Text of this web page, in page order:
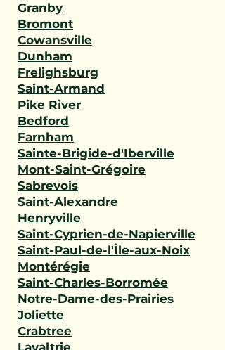
Granby
Bromont
Cowansville
Dunham
Frelighsburg
Saint-Armand
Pike River
Bedford
Farnham
Sainte-Brigide-d'Iberville
Mont-Saint-Grégoire
Sabrevois
Saint-Alexandre
Henryville
Saint-Cyprien-de-Napierville
Saint-Paul-de-l'Île-aux-Noix
Montérégie
Saint-Charles-Borromée
Notre-Dame-des-Prairies
Joliette
Crabtree
Lavaltrie